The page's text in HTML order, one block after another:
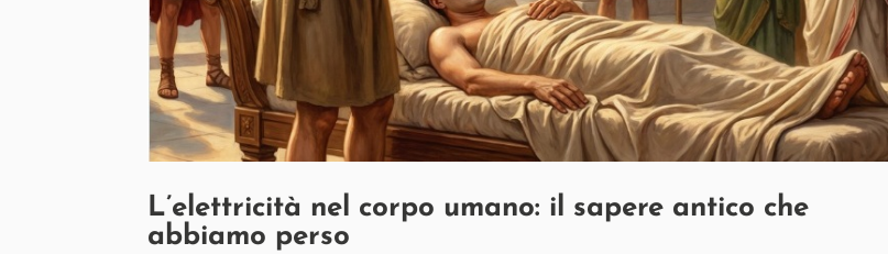
L’elettricità nel corpo umano: il sapere antico che
abbiamo perso